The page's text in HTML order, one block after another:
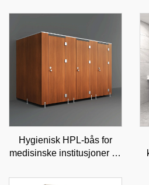
Hygienisk HPL-bås for
medisinske institusjoner og
kommersiell skillevegg